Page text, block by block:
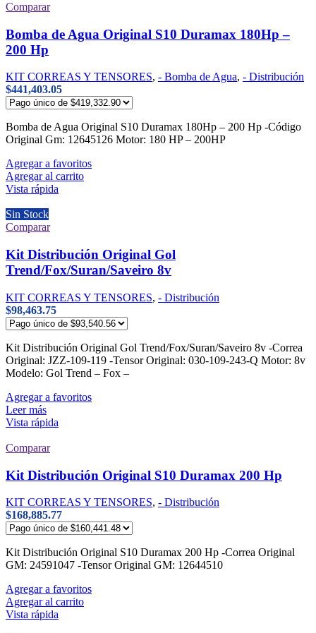
Comparar
Bomba de Agua Original S10 Duramax 180Hp –
200 Hp
KIT CORREAS Y TENSORES, - Bomba de Agua, - Distribución
$441,403.05
Bomba de Agua Original S10 Duramax 180Hp – 200 Hp -Código
Original Gm: 12645126 Motor: 180 HP – 200HP
Agregar a favoritos
Agregar al carrito
Vista rápida
Sin Stock
Comparar
Kit Distribución Original Gol
Trend/Fox/Suran/Saveiro 8v
KIT CORREAS Y TENSORES, - Distribución
$98,463.75
Kit Distribución Original Gol Trend/Fox/Suran/Saveiro 8v -Correa
Original: JZZ-109-119 -Tensor Original: 030-109-243-Q Motor: 8v
Modelo: Gol Trend – Fox –
Agregar a favoritos
Leer más
Vista rápida
Comparar
Kit Distribución Original S10 Duramax 200 Hp
KIT CORREAS Y TENSORES, - Distribución
$168,885.77
Kit Distribución Original S10 Duramax 200 Hp -Correa Original
GM: 24591047 -Tensor Original GM: 12644510
Agregar a favoritos
Agregar al carrito
Vista rápida